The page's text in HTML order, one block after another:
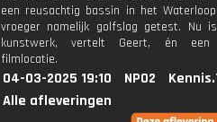
een reusachtig bassin in het
vroeger namelijk golfslag getest. Nu
kunstwerk, vertelt Geert, én een
filmlocatie.
04-03-2025 19:10 NPO2
Alle afleveringen